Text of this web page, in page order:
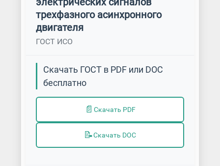
трехфазного асинхронного
двигателя
ГОСТ ИСО
Скачать ГОСТ в PDF или DOC
бесплатно
📄 Скачать PDF
📝Скачать DOC